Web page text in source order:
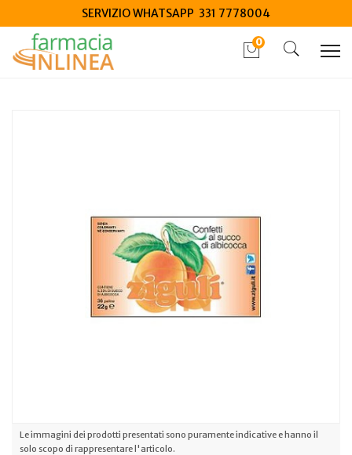
SERVIZIO WHATSAPP 331 7778004
0
Le immagini dei prodotti presentati sono puramente indicative e hanno il
solo scopo di rappresentare l'articolo.